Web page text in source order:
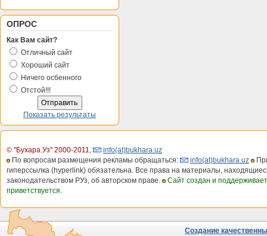
ОПРОС
Как Вам сайт?
Отличный сайт
Хороший сайт
Ничего осбенного
Отстой!!!
Показать результаты
© "Бухара.Уз" 2000-2011,
info(at)bukhara.uz
По вопросам размещения рекламы обращаться:
info(at)bukhara.uz
гиперссылка (hyperlink) обязательна. Все права на материалы,
законодательством РУз, об авторском праве.
Сайт создан и
приветствуется.
Создание